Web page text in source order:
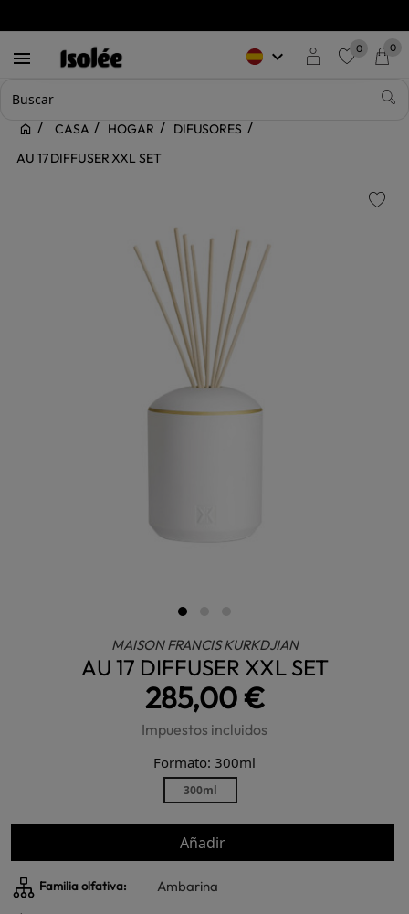
 keyboard_arrow_down 0 0
CASA HOGAR
DIFUSORES
AU 17 DIFFUSER XXL SET
MAISON FRANCIS KURKDJIAN
AU 17 DIFFUSER XXL SET
285,00 €
Impuestos incluidos
Formato: 300ml
300ml
Añadir
Familia olfativa: Ambarina